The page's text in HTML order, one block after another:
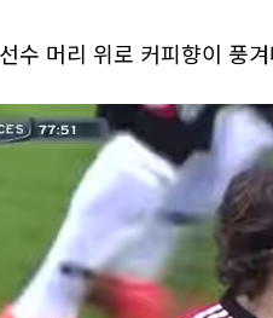
수 머리 위로 커피향이 풍